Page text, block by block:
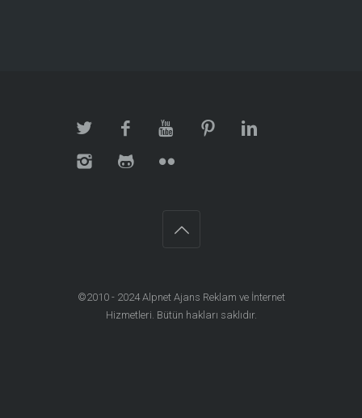
©2010 - 2024Alpnet Ajans Reklam ve İnternet
Hizmetleri . Bütün hakları saklıdır.